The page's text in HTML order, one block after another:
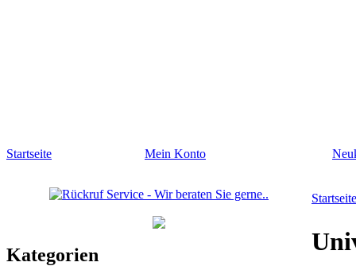
Startseite Mein Konto
Kategorien
Startseite